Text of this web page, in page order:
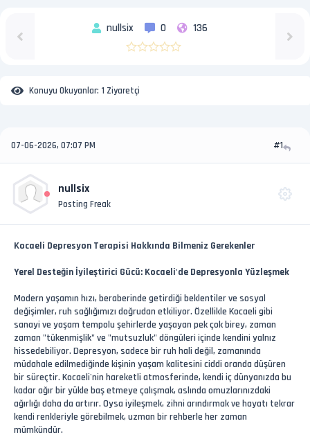
nullsix 0 136
Konuyu Okuyanlar: 1 Ziyaretçi
07-06-2026, 07:07 PM #1
nullsix
Posting Freak
Kocaeli Depresyon Terapisi Hakkında Bilmeniz Gerekenler
Yerel Desteğin İyileştirici Gücü: Kocaeli'de Depresyonla Yüzleşmek
Modern yaşamın hızı, beraberinde getirdiği beklentiler ve sosyal
değişimler, ruh sağlığımızı doğrudan etkiliyor. Özellikle Kocaeli gibi
sanayi ve yaşam tempolu şehirlerde yaşayan pek çok birey, zaman
zaman "tükenmişlik" ve "mutsuzluk" döngüleri içinde kendini yalnız
hissedebiliyor. Depresyon, sadece bir ruh hali değil, zamanında
müdahale edilmediğinde kişinin yaşam kalitesini ciddi oranda düşüren
bir süreçtir. Kocaeli'nin hareketli atmosferinde, kendi iç dünyanızda bu
kadar ağır bir yükle baş etmeye çalışmak, aslında omuzlarınızdaki
ağırlığı daha da artırır. Oysa iyileşmek, zihni arındırmak ve hayatı tekrar
kendi renkleriyle görebilmek, uzman bir rehberle her zaman
mümkündür.